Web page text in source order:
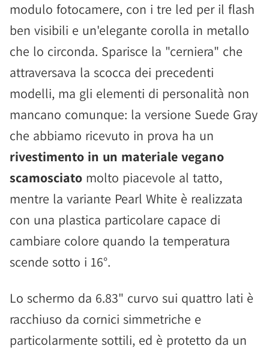
modulo fotocamere, con i tre led per il flash
ben visibili e un'elegante corolla in metallo
che lo circonda. Sparisce la "cerniera" che
attraversava la scocca dei precedenti
modelli, ma gli elementi di personalità non
mancano comunque: la versione Suede Gray
che abbiamo ricevuto in prova ha un
rivestimento in un materiale vegano
scamosciato molto piacevole al tatto,
mentre la variante Pearl White è realizzata
con una plastica particolare capace di
cambiare colore quando la temperatura
scende sotto i 16°.
Lo schermo da 6.83" curvo sui quattro lati è
racchiuso da cornici simmetriche e
particolarmente sottili, ed è protetto da un